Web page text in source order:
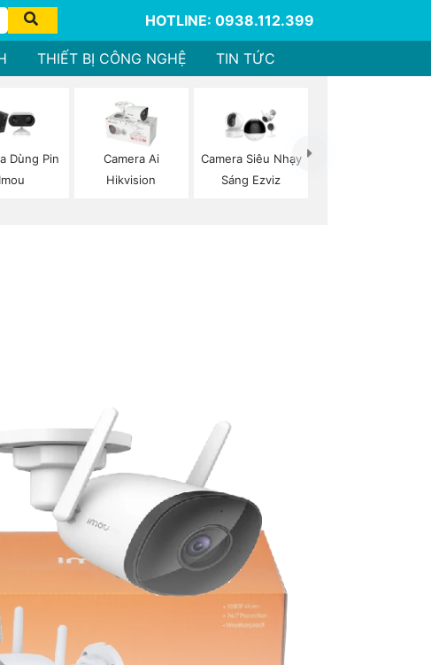
HOTLINE: 0938.112.399
THIẾT BỊ CÔNG NGHỆ TIN TỨC
Dùng Pin
Imou
Camera Ai
Hikvision
Camera Siêu Nhạy
Sáng Ezviz